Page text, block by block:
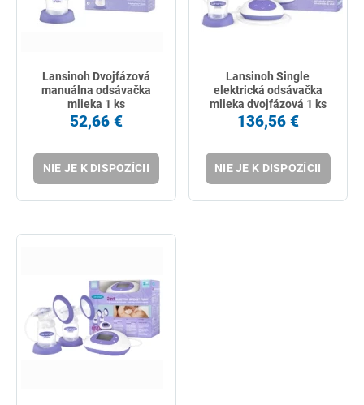
Lansinoh Dvojfázová
manuálna odsávačka
mlieka 1 ks
52,66 €
NIE JE K DISPOZÍCII
Lansinoh Single
elektrická odsávačka
mlieka dvojfázová 1 ks
136,56 €
NIE JE K DISPOZÍCII